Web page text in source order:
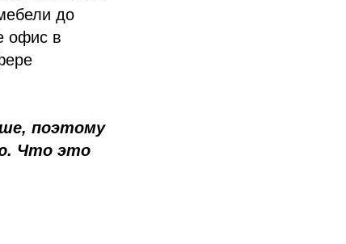
до
офис в
поэтому
Что это